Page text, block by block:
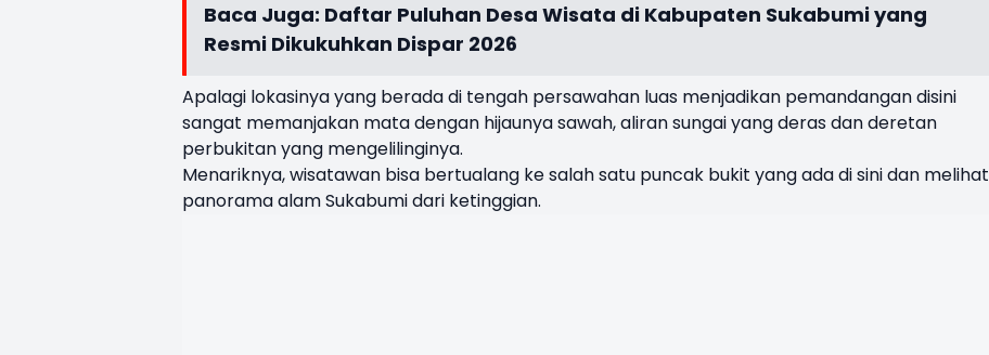
Baca Juga: Daftar Puluhan Desa Wisata di Kabupaten Sukabumi yang
Resmi Dikukuhkan Dispar 2026
Apalagi lokasinya yang berada di tengah persawahan luas menjadikan pemandangan disini
sangat memanjakan mata dengan hijaunya sawah, aliran sungai yang deras dan deretan
perbukitan yang mengelilinginya.
Menariknya, wisatawan bisa bertualang ke salah satu puncak bukit yang ada di sini dan melihat
panorama alam Sukabumi dari ketinggian.